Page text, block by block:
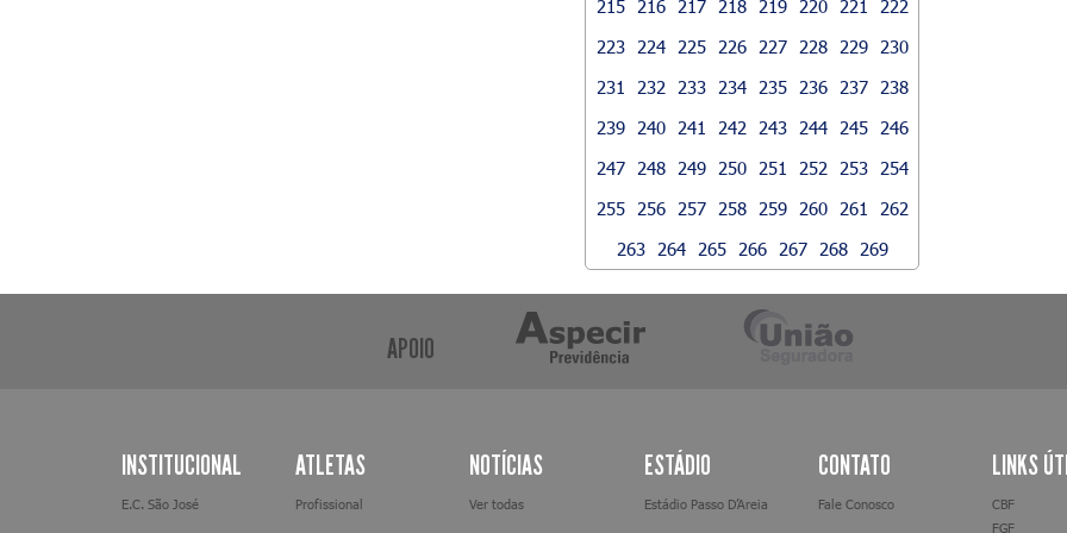
215 216 217 218 219 220 221
222
223
224 225 226 227 228 229
230
231
232 233 234 235 236 237
238
239
240 241 242 243 244 245
246
247
248 249 250 251 252 253
254
255
256 257 258 259 260 261
262
263
264 265 266 267 268 269
APOIO
INSTITUCIONAL
E.C. São José
ATLETAS
Profissional
NOTÍCIAS
Ver todas
ESTÁDIO
Estádio Passo D’Areia
CONTATO
Fale Conosco
LINKS
CBF
FGF